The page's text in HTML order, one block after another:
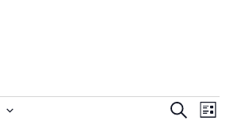
SucheListe